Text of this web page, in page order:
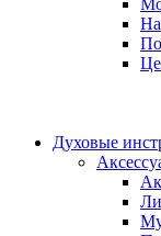
Духовые